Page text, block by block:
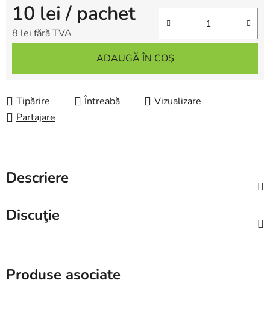
10 lei/ pachet
8 lei fără TVA
ADAUGĂ ÎN COŞ
Tipărire Întreabă
Vizualizare
Partajare
Descriere
Discuţie
Produse asociate